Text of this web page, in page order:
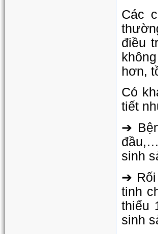
Các
điều
hơn,
Có
tiết
➔
sinh
➔ Rối
tinh
thiểu
sinh